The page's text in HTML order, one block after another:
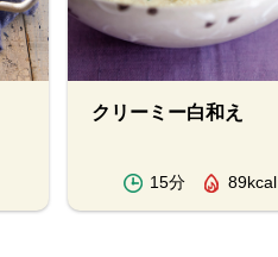
クリーミー白和え
15分 89kcal